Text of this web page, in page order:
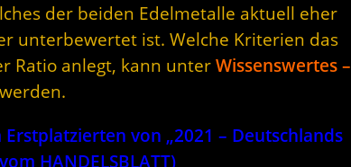
der beiden Edelmetalle aktuell eher
unterbewertet ist. Welche Kriterien das
Ratio anlegt, kann unter Wissenswertes –
Erstplatzierten von „2021 – Deutschlands
HANDELSBLATT)